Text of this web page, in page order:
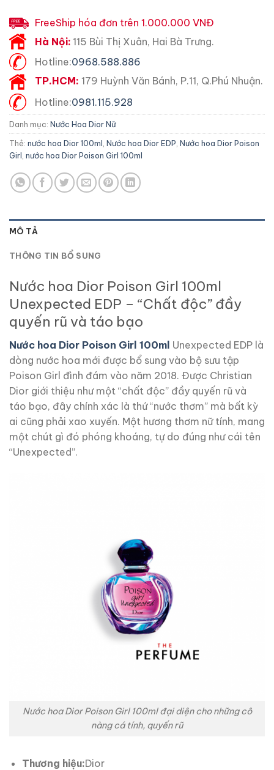
FreeShip hóa đơn trên 1.000.000 VNĐ
Hà Nội: 115 Bùi Thị Xuân, Hai Bà Trưng.
Hotline:0968.588.886
TP.HCM: 179 Huỳnh Văn Bánh, P.11, Q.Phú Nhuận.
Hotline:0981.115.928
Danh mục: Nước Hoa Dior Nữ
Thẻ: nước hoa Dior 100ml, Nước hoa Dior EDP, Nước hoa Dior Poison
Girl, nước hoa Dior Poison Girl 100ml
MÔ TẢ
THÔNG TIN BỔ SUNG
Nước hoa Dior Poison Girl 100ml
Unexpected EDP – “Chất độc” đầy
quyến rũ và táo bạo
Nước hoa Dior Poison Girl 100ml Unexpected EDP là
dòng nước hoa mới được bổ sung vào bộ sưu tập
Poison Girl đình đám vào năm 2018. Được Christian
Dior giới thiệu như một “chất độc” đầy quyến rũ và
táo bạo, đây chính xác là thứ “nước thơm” mà bất kỳ
ai cũng phải xao xuyến. Một hương thơm nữ tính, mang
một chút gì đó phóng khoáng, tự do đúng như cái tên
“Unexpected”.
Nước hoa Dior Poison Girl 100ml đại diện cho những cô
nàng cá tính, quyến rũ
Thương hiệu:Dior